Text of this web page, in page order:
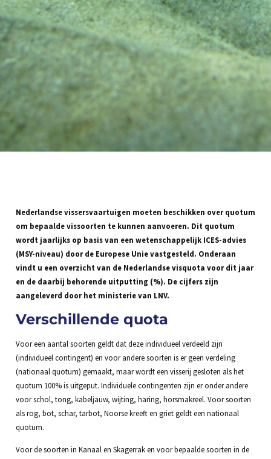
Nederlandse vissersvaartuigen moeten beschikken over quotum
om bepaalde vissoorten te kunnen aanvoeren. Dit quotum
wordt jaarlijks op basis van een wetenschappelijk ICES-advies
(MSY-niveau) door de Europese Unie vastgesteld. Onderaan
vindt u een overzicht van de Nederlandse visquota voor dit jaar
en de daarbij behorende uitputting (%). De cijfers zijn
aangeleverd door het ministerie van LNV.
Verschillende quota
Voor een aantal soorten geldt dat deze individueel verdeeld zijn
(individueel contingent) en voor andere soorten is er geen verdeling
(nationaal quotum) gemaakt, maar wordt een visserij gesloten als het
quotum 100% is uitgeput. Individuele contingenten zijn er onder andere
voor schol, tong, kabeljauw, wijting, haring, horsmakreel. Voor soorten
als rog, bot, schar, tarbot, Noorse kreeft en griet geldt een nationaal
quotum.
Voor de soorten in Kanaal en Skagerrak en voor bepaalde soorten in de